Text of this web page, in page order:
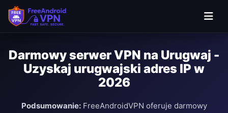
Darmowy serwer VPN na Urugwaj -
Uzyskaj urugwajski adres IP w
2026
Podsumowanie:FreeAndroidVPN oferuje darmowy